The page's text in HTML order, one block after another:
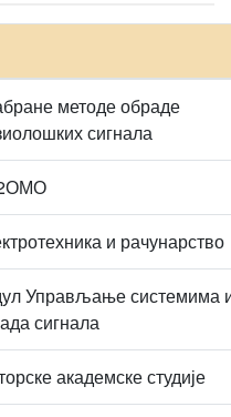
методе обраде
сигнала
и рачунарство
Управљање системима
сигнала
академске студије